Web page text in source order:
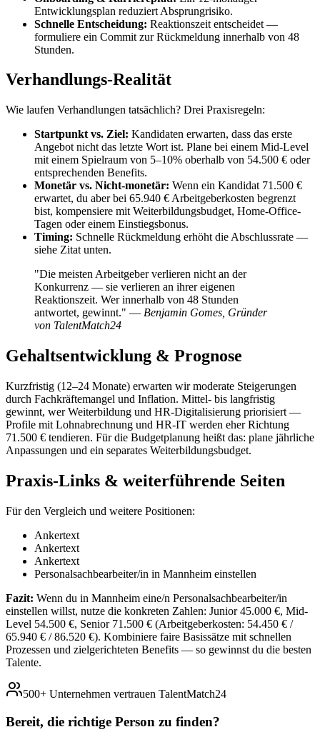
Entwicklungsplan reduziert Absprungrisiko.
Schnelle Entscheidung: Reaktionszeit entscheidet —
formuliere ein Commit zur Rückmeldung innerhalb von 48
Stunden.
Verhandlungs-Realität
Wie laufen Verhandlungen tatsächlich? Drei Praxisregeln:
Startpunkt vs. Ziel: Kandidaten erwarten, dass das erste
Angebot nicht das letzte Wort ist. Plane bei einem Mid-Level
mit einem Spielraum von 5–10% oberhalb von 54.500 € oder
entsprechenden Benefits.
Monetär vs. Nicht-monetär: Wenn ein Kandidat 71.500 €
erwartet, du aber bei 65.940 € Arbeitgeberkosten begrenzt
bist, kompensiere mit Weiterbildungsbudget, Home-Office-
Tagen oder einem Einstiegsbonus.
Timing: Schnelle Rückmeldung erhöht die Abschlussrate —
siehe Zitat unten.
"Die meisten Arbeitgeber verlieren nicht an der
Konkurrenz — sie verlieren an ihrer eigenen
Reaktionszeit. Wer innerhalb von 48 Stunden
antwortet, gewinnt." — Benjamin Gomes, Gründer
von TalentMatch24
Gehaltsentwicklung & Prognose
Kurzfristig (12–24 Monate) erwarten wir moderate Steigerungen
durch Fachkräftemangel und Inflation. Mittel- bis langfristig
gewinnt, wer Weiterbildung und HR-Digitalisierung priorisiert —
Profile mit Lohnabrechnung und HR-IT werden eher Richtung
71.500 € tendieren. Für die Budgetplanung heißt das: plane jährliche
Anpassungen und ein separates Weiterbildungsbudget.
Praxis-Links & weiterführende Seiten
Für den Vergleich und weitere Positionen:
Ankertext
Ankertext
Ankertext
Personalsachbearbeiter/in in Mannheim einstellen
Fazit: Wenn du in Mannheim eine/n Personalsachbearbeiter/in
einstellen willst, nutze die konkreten Zahlen: Junior 45.000 €, Mid-
Level 54.500 €, Senior 71.500 € (Arbeitgeberkosten: 54.450 € /
65.940 € / 86.520 €). Kombiniere faire Basissätze mit schnellen
Prozessen und zielgerichteten Benefits — so gewinnst du die besten
Talente.
500+ Unternehmen vertrauen TalentMatch24
Bereit, die richtige Person zu finden?